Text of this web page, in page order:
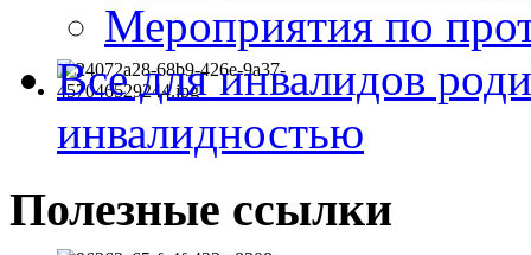
Мероприятия по
Все для инвалидов
инвалидностью
Полезные ссылки